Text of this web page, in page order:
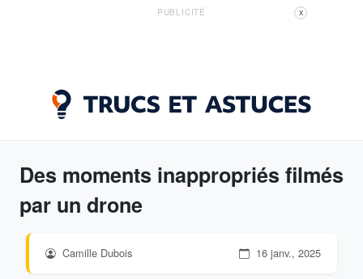
PUBLICITÉ X
Des moments inappropriés filmés
par un drone
Camille Dubois 16 janv., 2025